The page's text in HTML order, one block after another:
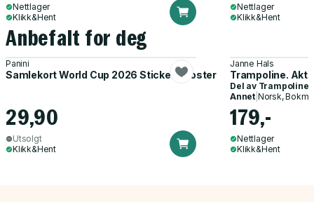
Nettlager
Klikk&Hent
Nettlager
Klikk&Hent
Anbefalt for deg
Panini
Samlekort World Cup 2026 Sticker Booster
29,90
Utsolgt
Klikk&Hent
Janne Hals
Trampoline.
Del av Trampoline
Annet| Norsk,
179,-
Nettlager
Klikk&Hent